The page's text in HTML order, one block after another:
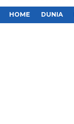
HOME DUNIA